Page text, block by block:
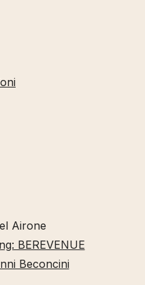
Airone
BEREVENUE
Beconcini